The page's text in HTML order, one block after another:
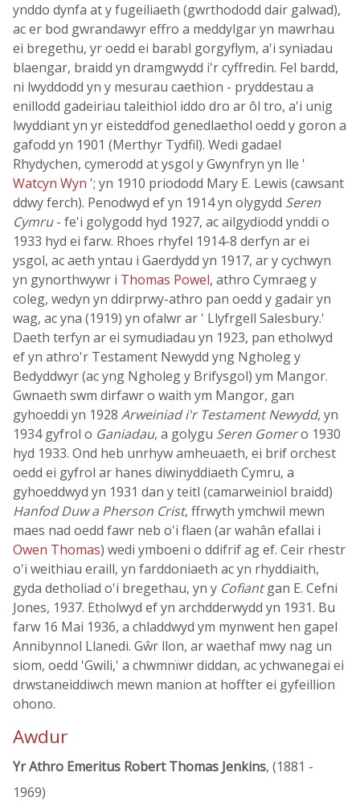
ynddo dynfa at y fugeiliaeth (gwrthododd dair galwad),
ac er bod gwrandawyr effro a meddylgar yn mawrhau
ei bregethu, yr oedd ei barabl gorgyflym, a'i syniadau
blaengar, braidd yn dramgwydd i'r cyffredin. Fel bardd,
ni lwyddodd yn y mesurau caethion - pryddestau a
enillodd gadeiriau taleithiol iddo dro ar ôl tro, a'i unig
lwyddiant yn yr eisteddfod genedlaethol oedd y goron a
gafodd yn 1901 (Merthyr Tydfil). Wedi gadael
Rhydychen, cymerodd at ysgol y Gwynfryn yn lle '
Watcyn Wyn '; yn 1910 priododd Mary E. Lewis (cawsant
ddwy ferch). Penodwyd ef yn 1914 yn olygydd Seren
Cymru- fe'i golygodd hyd 1927, ac ailgydiodd ynddi o
1933 hyd ei farw. Rhoes rhyfel 1914-8 derfyn ar ei
ysgol, ac aeth yntau i Gaerdydd yn 1917, ar y cychwyn
yn gynorthwywr i Thomas Powel, athro Cymraeg y
coleg, wedyn yn ddirprwy-athro pan oedd y gadair yn
wag, ac yna (1919) yn ofalwr ar ' Llyfrgell Salesbury.'
Daeth terfyn ar ei symudiadau yn 1923, pan etholwyd
ef yn athro'r Testament Newydd yng Ngholeg y
Bedyddwyr (ac yng Ngholeg y Brifysgol) ym Mangor.
Gwnaeth swm dirfawr o waith ym Mangor, gan
gyhoeddi yn 1928 Arweiniad i'r Testament Newydd, yn
1934 gyfrol o Ganiadau, a golygu Seren Gomero 1930
hyd 1933. Ond heb unrhyw amheuaeth, ei brif orchest
oedd ei gyfrol ar hanes diwinyddiaeth Cymru, a
gyhoeddwyd yn 1931 dan y teitl (camarweiniol braidd)
Hanfod Duw a Pherson Crist, ffrwyth ymchwil mewn
maes nad oedd fawr neb o'i flaen (ar wahân efallai i
Owen Thomas) wedi ymboeni o ddifrif ag ef. Ceir rhestr
o'i weithiau eraill, yn farddoniaeth ac yn rhyddiaith,
gyda detholiad o'i bregethau, yn y Cofiantgan E. Cefni
Jones, 1937. Etholwyd ef yn archdderwydd yn 1931. Bu
farw 16 Mai 1936, a chladdwyd ym mynwent hen gapel
Annibynnol Llanedi. Gŵr llon, ar waethaf mwy nag un
siom, oedd 'Gwili,' a chwmnïwr diddan, ac ychwanegai ei
drwstaneiddiwch mewn manion at hoffter ei gyfeillion
ohono.
Awdur
Yr Athro Emeritus Robert Thomas Jenkins, (1881 -
1969)